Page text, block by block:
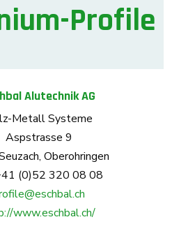
Profile
Alutechnik AG
Metall Systeme
Aspstrasse 9
Oberohringen
(0)52 320 08 08
www.eschbal.ch/